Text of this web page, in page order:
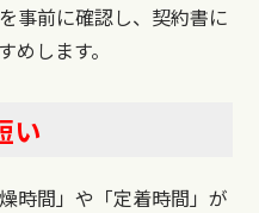
事前に確認し、契約書に
します。
い
時間」や「定着時間」が